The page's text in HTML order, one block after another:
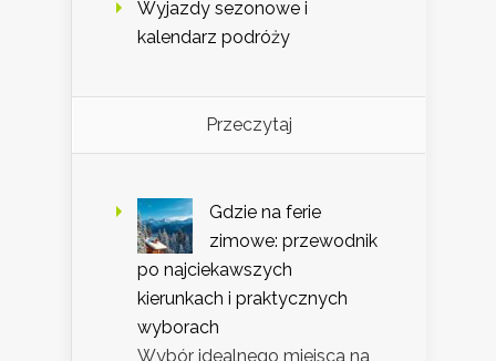
Wyjazdy sezonowe i
kalendarz podróży
Przeczytaj
Gdzie na ferie
zimowe: przewodnik
po najciekawszych
kierunkach i praktycznych
wyborach
Wybór idealnego miejsca na